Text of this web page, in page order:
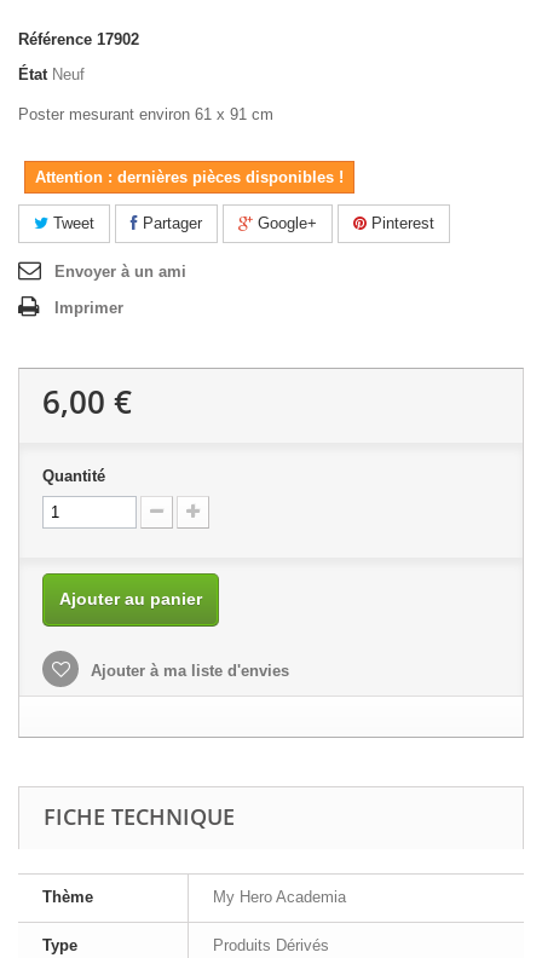
Référence 17902
État Neuf
Poster mesurant environ 61 x 91 cm
Attention : dernières pièces disponibles !
Tweet Partager Google+ Pinterest
Envoyer à un ami
Imprimer
6,00 €
Quantité
Ajouter au panier
Ajouter à ma liste d'envies
FICHE TECHNIQUE
Thème My Hero Academia
Type Produits Dérivés